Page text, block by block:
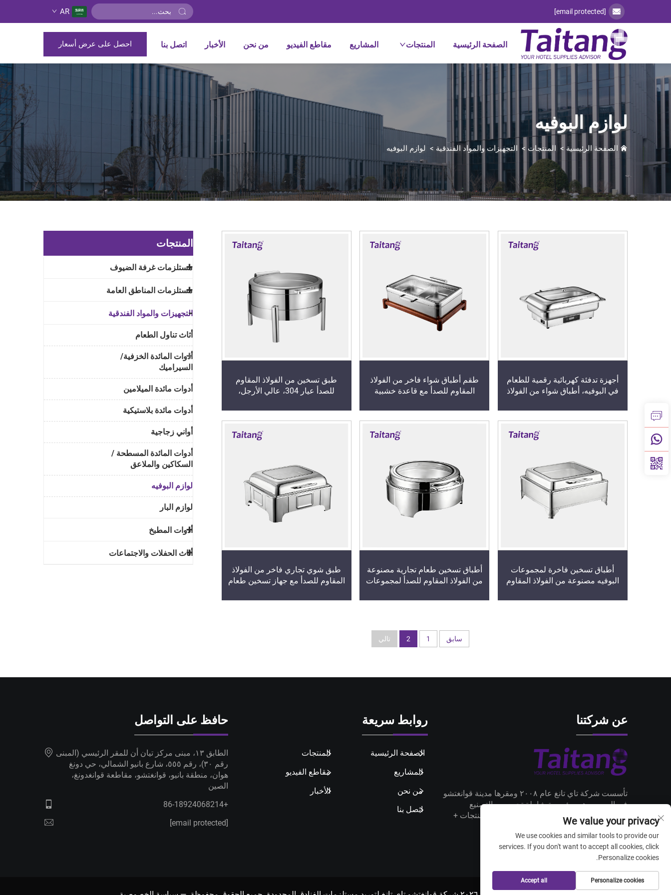
[email protected]
AR
الصفحة الرئيسية المنتجات المشاريع مقاطع الفيديو من نحن الأخبار اتصل بنا احصل على عرض أسعار
لوازم البوفيه
الصفحة الرئيسية > المنتجات > التجهيزات والمواد الفندقية > لوازم البوفيه
المنتجات
مستلزمات غرفة الضيوف
مستلزمات المناطق العامة
التجهيزات والمواد الفندقية
أثاث تناول الطعام
أدوات المائدة الخزفية/
السيراميك
أدوات مائدة الميلامين
أدوات مائدة بلاستيكية
أواني زجاجية
أدوات المائدة المسطحة /
السكاكين والملاعق
لوازم البوفيه
لوازم البار
أدوات المطبخ
أثاث الحفلات والاجتماعات
أجهزة تدفئة كهربائية رقمية للطعام
في البوفيه، أطباق شواء من الفولاذ
درجة الحرارة لخدمات التموين
الفندقية
طقم أطباق شواء فاخر من الفولاذ
المقاوم للصدأ مع قاعدة خشبية
بالحث
طبق تسخين من الفولاذ المقاوم
للصدأ عيار 304، عالي الأرجل،
بغطاء زجاجي، مناسب لخدمات
التموين
أطباق تسخين فاخرة لمجموعات
البوفيه مصنوعة من الفولاذ المقاوم
بغطاء زجاجي شفاف للفنادق
أطباق تسخين طعام تجارية مصنوعة
من الفولاذ المقاوم للصدأ لمجموعات
لحفلات الاستقبال
طبق شوي تجاري فاخر من الفولاذ
المقاوم للصدأ مع جهاز تسخين طعام
سابق 1
2 تالي
عن شركتنا
تأسست شركة تاي تانغ عام ٢٠٠٨ ومقرها مدينة قوانغتشو
في الصين، وهي مؤسسة شاملة تجمع بين التصنيع
والتجارة، وتتبنى فلسفتها الأساسية مفهوم «المنتجات +
التوصيل + الخدمة».
روابط سريعة
الصفحة الرئيسية
المنتجات
المشاريع
مقاطع الفيديو
من نحن
الأخبار
اتصل بنا
حافظ على التواصل
الطابق ١٣، مبنى مركز تيان أن للمقر الرئيسي (المبنى
رقم ٣٠)، رقم ٥٥٥، شارع بانيو الشمالي، حي دونغ
هوان، منطقة بانيو، قوانغتشو، مقاطعة قوانغدونغ،
الصين
+86-18924068214
[email protected]
We value your privacy
We use cookies and similar tools to provide our
services. If you don't want to accept all cookies, click
Personalize cookies.
Personalize cookies
Accept all